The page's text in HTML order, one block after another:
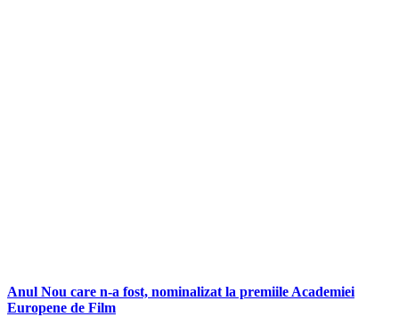
Anul Nou care n-a fost, nominalizat la premiile Academiei
Europene de Film